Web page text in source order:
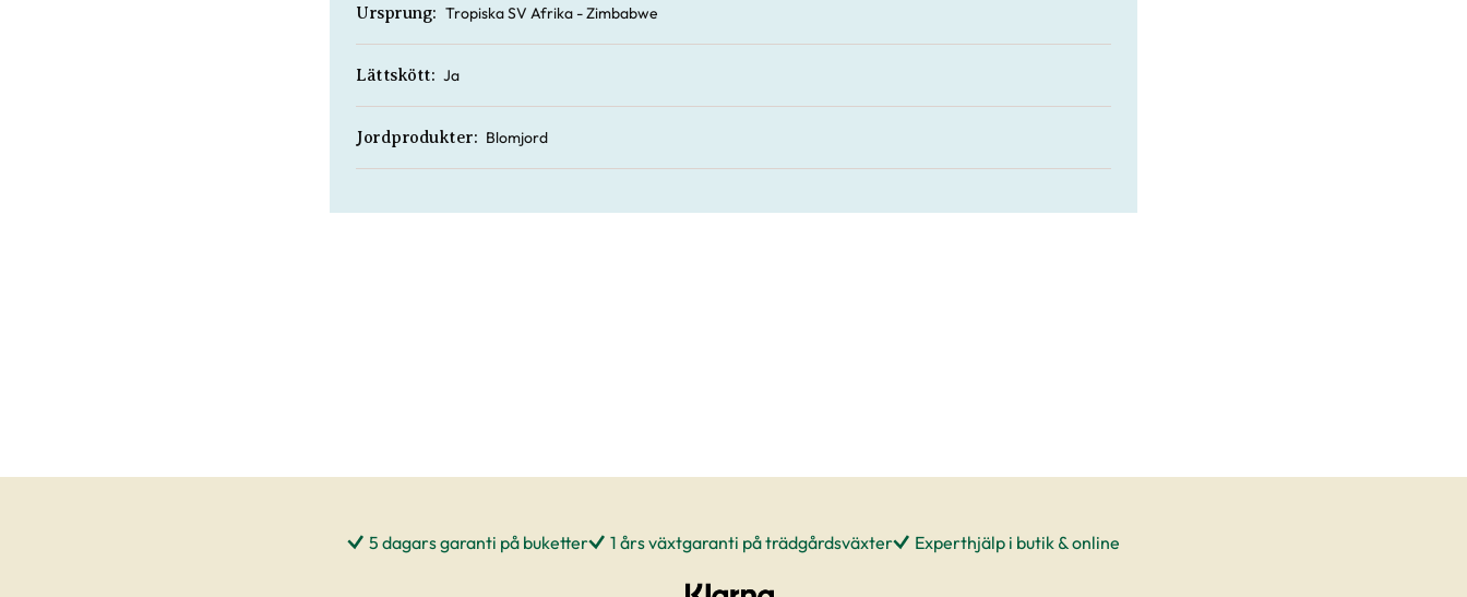
Ursprung: Tropiska SV Afrika - Zimbabwe
Lättskött: Ja
Jordprodukter: Blomjord
5 dagars garanti på buketter 1 års växtgaranti på trädgårdsväxter Experthjälp i butik & online